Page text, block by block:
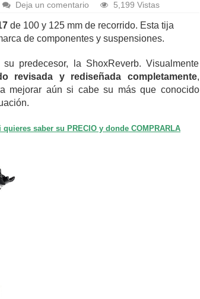
Deja un comentario 5,199 Vistas
de 100 y 125 mm de recorrido. Esta tija
de componentes y suspensiones.
predecesor, la ShoxReverb. Visualmente
revisada y rediseñada completamente,
mejorar aún si cabe su más que conocido
saber su PRECIO y donde COMPRARLA